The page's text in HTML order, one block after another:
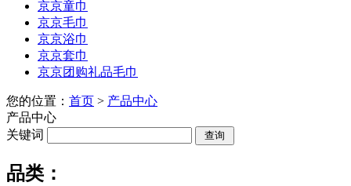
京京童巾
京京毛巾
京京浴巾
京京套巾
京京团购礼品毛巾
您的位置： 首页 > 产品中心
产品中心
关键词
品类：